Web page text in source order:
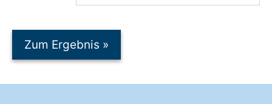
Zum Ergebnis »